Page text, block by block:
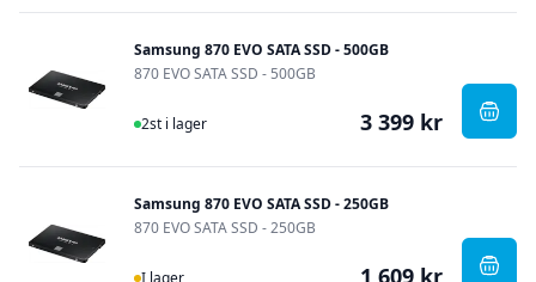
Samsung 870 EVO SATA SSD - 500GB
870 EVO SATA SSD - 500GB
I Lager
2st i lager 3 399 kr ,
Samsung 870 EVO SATA SSD - 250GB
870 EVO SATA SSD - 250GB
I Lager
I lager 1 609 kr ,